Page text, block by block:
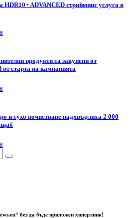
HDR10+ ADVANCED стрийминг услуга в
продукти са закупени от
старта на кампанията
и сухо почистване надхвърлиха 2 000
без да бъде приложен хиперлинк!